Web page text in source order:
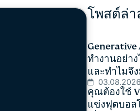
โพสต์ล่า
Generative
ทำงานอย่าง
และทำไมจึ
03.08.2026
คุณต้องใช้
แข่งฟุตบอล